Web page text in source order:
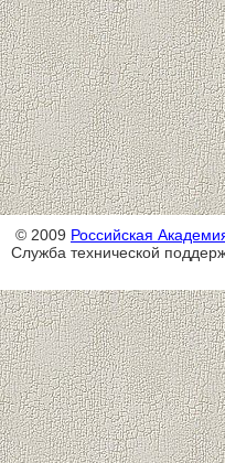
© 2009 Российская
Служба технической